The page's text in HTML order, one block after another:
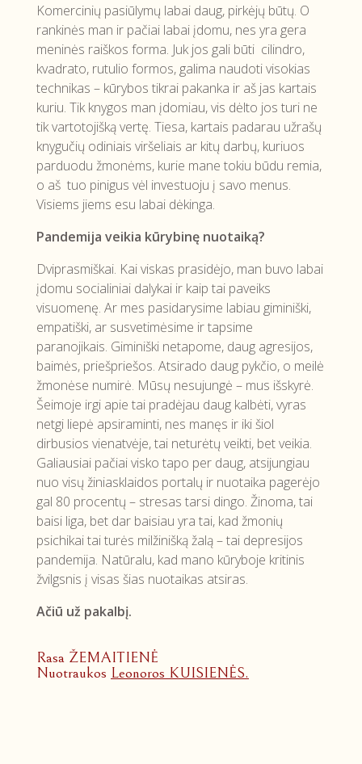
Komercinių pasiūlymų labai daug, pirkėjų būtų. O
rankinės man ir pačiai labai įdomu, nes yra gera
meninės raiškos forma. Juk jos gali būti cilindro,
kvadrato, rutulio formos, galima naudoti visokias
technikas – kūrybos tikrai pakanka ir aš jas kartais
kuriu. Tik knygos man įdomiau, vis dėlto jos turi ne
tik vartotojišką vertę. Tiesa, kartais padarau užrašų
knygučių odiniais viršeliais ar kitų darbų, kuriuos
parduodu žmonėms, kurie mane tokiu būdu remia,
o aš tuo pinigus vėl investuoju į savo menus.
Visiems jiems esu labai dėkinga.
Pandemija veikia kūrybinę nuotaiką?
Dviprasmiškai. Kai viskas prasidėjo, man buvo labai
įdomu socialiniai dalykai ir kaip tai paveiks
visuomenę. Ar mes pasidarysime labiau giminiški,
empatiški, ar susvetimėsime ir tapsime
paranojikais. Giminiški netapome, daug agresijos,
baimės, priešpriešos. Atsirado daug pykčio, o meilė
žmonėse numirė. Mūsų nesujungė – mus išskyrė.
Šeimoje irgi apie tai pradėjau daug kalbėti, vyras
netgi liepė apsiraminti, nes manęs ir iki šiol
dirbusios vienatvėje, tai neturėtų veikti, bet veikia.
Galiausiai pačiai visko tapo per daug, atsijungiau
nuo visų žiniasklaidos portalų ir nuotaika pagerėjo
gal 80 procentų – stresas tarsi dingo. Žinoma, tai
baisi liga, bet dar baisiau yra tai, kad žmonių
psichikai tai turės milžinišką žalą – tai depresijos
pandemija. Natūralu, kad mano kūryboje kritinis
žvilgsnis į visas šias nuotaikas atsiras.
Ačiū už pakalbį.
Rasa ŽEMAITIENĖ
Nuotraukos Leonoros KUISIENĖS.